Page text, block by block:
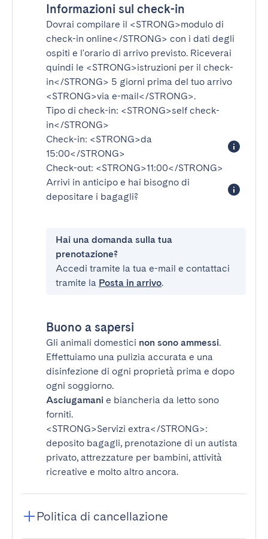
Informazioni sul check-in
Dovrai compilare il <STRONG>modulo di
check-in online</STRONG> con i dati degli
ospiti e l'orario di arrivo previsto. Riceverai
quindi le <STRONG>istruzioni per il check-
in</STRONG> 5 giorni prima del tuo arrivo
<STRONG>via e-mail</STRONG>.
Tipo di check-in: <STRONG>self check-
in</STRONG>
Check-in: <STRONG>da
15:00</STRONG>
Check-out: <STRONG>11:00</STRONG>
Arrivi in anticipo e hai bisogno di
depositare i bagagli?
Hai una domanda sulla tua
prenotazione?
Accedi tramite la tua e-mail e contattaci
tramite la Posta in arrivo.
Buono a sapersi
Gli animali domestici non sono ammessi.
Effettuiamo una pulizia accurata e una
disinfezione di ogni proprietà prima e dopo
ogni soggiorno.
Asciugamani e biancheria da letto sono
forniti.
<STRONG>Servizi extra</STRONG>:
deposito bagagli, prenotazione di un autista
privato, attrezzature per bambini, attività
ricreative e molto altro ancora.
Politica di cancellazione